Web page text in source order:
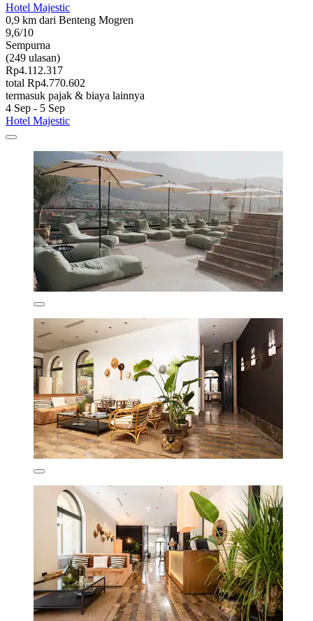
Hotel Majestic
0,9 km dari Benteng Mogren
9,6/10
Sempurna
(249 ulasan)
Rp4.112.317
total Rp4.770.602
termasuk pajak & biaya lainnya
4 Sep - 5 Sep
Hotel Majestic